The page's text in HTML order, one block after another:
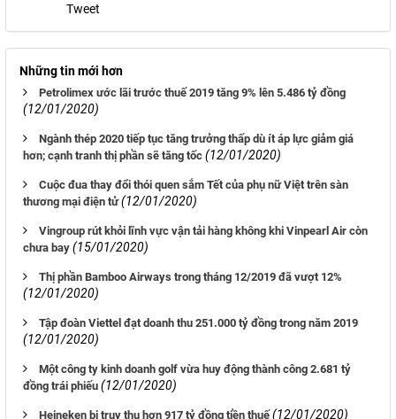
Tweet
Những tin mới hơn
Petrolimex ước lãi trước thuế 2019 tăng 9% lên 5.486 tỷ đồng
(12/01/2020)
Ngành thép 2020 tiếp tục tăng trưởng thấp dù ít áp lực giảm giá
hơn; cạnh tranh thị phần sẽ tăng tốc (12/01/2020)
Cuộc đua thay đổi thói quen sắm Tết của phụ nữ Việt trên sàn
thương mại điện tử (12/01/2020)
Vingroup rút khỏi lĩnh vực vận tải hàng không khi Vinpearl Air còn
chưa bay (15/01/2020)
Thị phần Bamboo Airways trong tháng 12/2019 đã vượt 12%
(12/01/2020)
Tập đoàn Viettel đạt doanh thu 251.000 tỷ đồng trong năm 2019
(12/01/2020)
Một công ty kinh doanh golf vừa huy động thành công 2.681 tỷ
đồng trái phiếu (12/01/2020)
Heineken bị truy thu hơn 917 tỷ đồng tiền thuế (12/01/2020)